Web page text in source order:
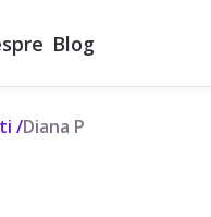
Blog
/Diana P